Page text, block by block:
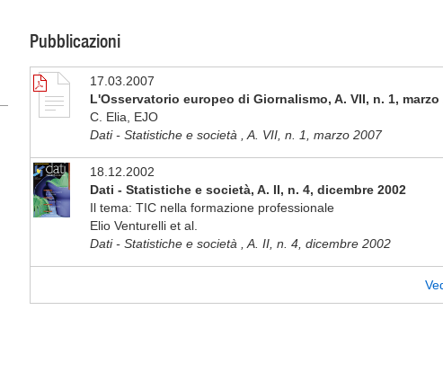
Pubblicazioni
17.03.2007
L'Osservatorio europeo di Giornalismo, A. VII, n. 1, marzo
C. Elia, EJO
Dati - Statistiche e società , A. VII, n. 1, marzo 2007
18.12.2002
Dati - Statistiche e società, A. II, n. 4, dicembre 2002
Il tema: TIC nella formazione professionale
Elio Venturelli et al.
Dati - Statistiche e società , A. II, n. 4, dicembre 2002